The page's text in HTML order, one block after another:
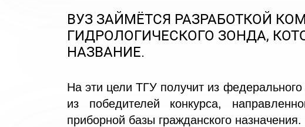
ВУЗ ЗАЙМЁТСЯ РАЗРАБОТКОЙ
ГИДРОЛОГИЧЕСКОГО ЗОНДА,
НАЗВАНИЕ.
На эти цели ТГУ получит из
из победителей конкурса,
приборной базы гражданского назначения.